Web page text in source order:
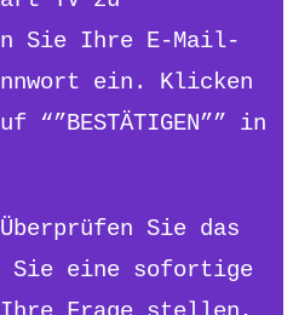
Sie Ihre E-Mail-
ein. Klicken
“”BESTÄTIGEN”” in
Sie das
Sie eine sofortige